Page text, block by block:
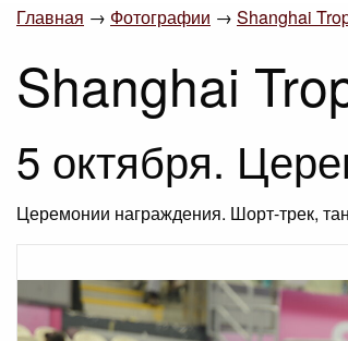
Главная → Фотографии → Shanghai
Shanghai
5 октября.
Церемонии награждения. Шорт-трек,